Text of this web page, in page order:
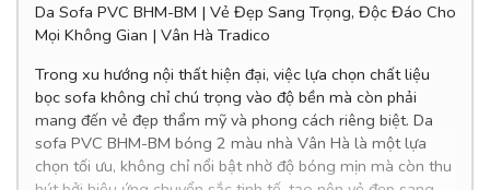
Da Sofa PVC BHM-BM | Vẻ Đẹp Sang Trọng, Độc Đáo Cho
Mọi Không Gian | Vân Hà Tradico
Trong xu hướng nội thất hiện đại, việc lựa chọn chất liệu
bọc sofa không chỉ chú trọng vào độ bền mà còn phải
mang đến vẻ đẹp thẩm mỹ và phong cách riêng biệt. Da
sofa PVC BHM-BM bóng 2 màu nhà Vân Hà là một lựa
chọn tối ưu, không chỉ nổi bật nhờ độ bóng mịn mà còn thu